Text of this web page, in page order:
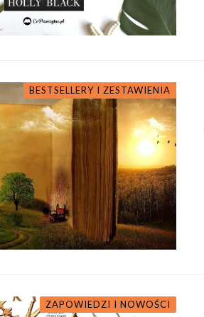
BESTSELLERY I ZESTAWIENIA
ZAPOWIEDZI I NOWOŚCI